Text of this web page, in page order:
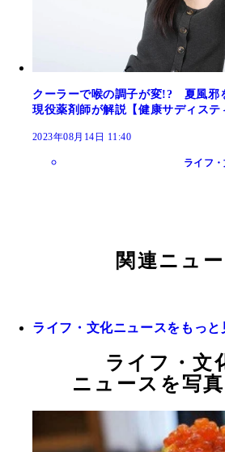
クーラーで喉の調子が変!? 夏風邪
現役薬剤師が解説【健康サディステ
2023年08月14日 11:40
ライフ
関連ニュ
ライフ・文化ニュースをもっと
ライフ・文
ニュースを写